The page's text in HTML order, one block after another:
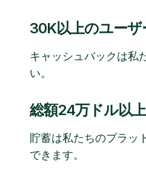
30K以上のユーザ
キャッシュバックは私
い。
総額24万ドル以上
貯蓄は私たちのプラッ
できます。